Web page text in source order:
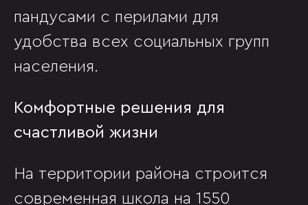
пандусами с перилами для
удобства всех социальных групп
населения.
Комфортные решения для
счастливой жизни
На территории района строится
современная школа на 1550